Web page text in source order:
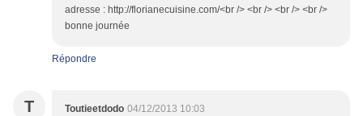
adresse : http://florianecuisine.com/<br /> <br /> <br /> <br />
bonne journée
Répondre
T Toutieetdodo 04/12/2013 10:03